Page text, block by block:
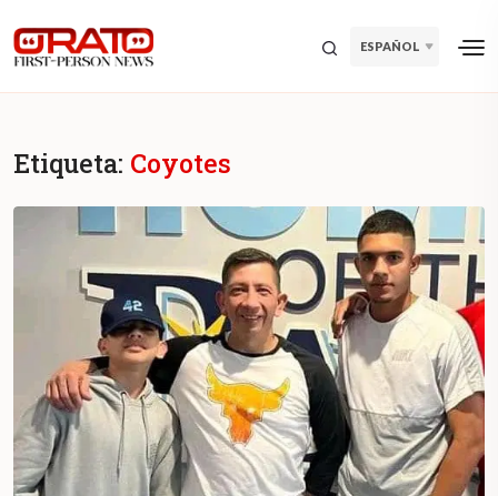
ESPAÑOL
Etiqueta: Coyotes